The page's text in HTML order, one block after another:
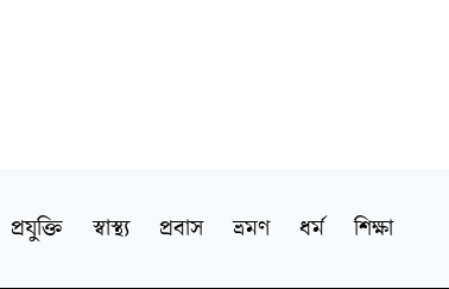
প্রযুক্তি স্বাস্থ্য প্রবাস ভ্রমণ ধর্ম শিক্ষা